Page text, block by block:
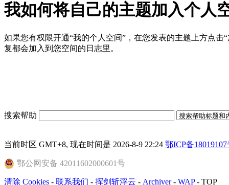
我如何将自己的主题加入个人
如果您有权限开通“我的个人空间”，在您发表的主题上方点击
复都会加入到您空间的日志里。
搜索帮助
当前时区 GMT+8, 现在时间是 2026-8-9 22:24 鄂ICP备18019107
鄂公网安备 42011602000601号
清除 Cookies - 联系我们 - 挥剑斩浮云 - Archiver- WAP- TOP